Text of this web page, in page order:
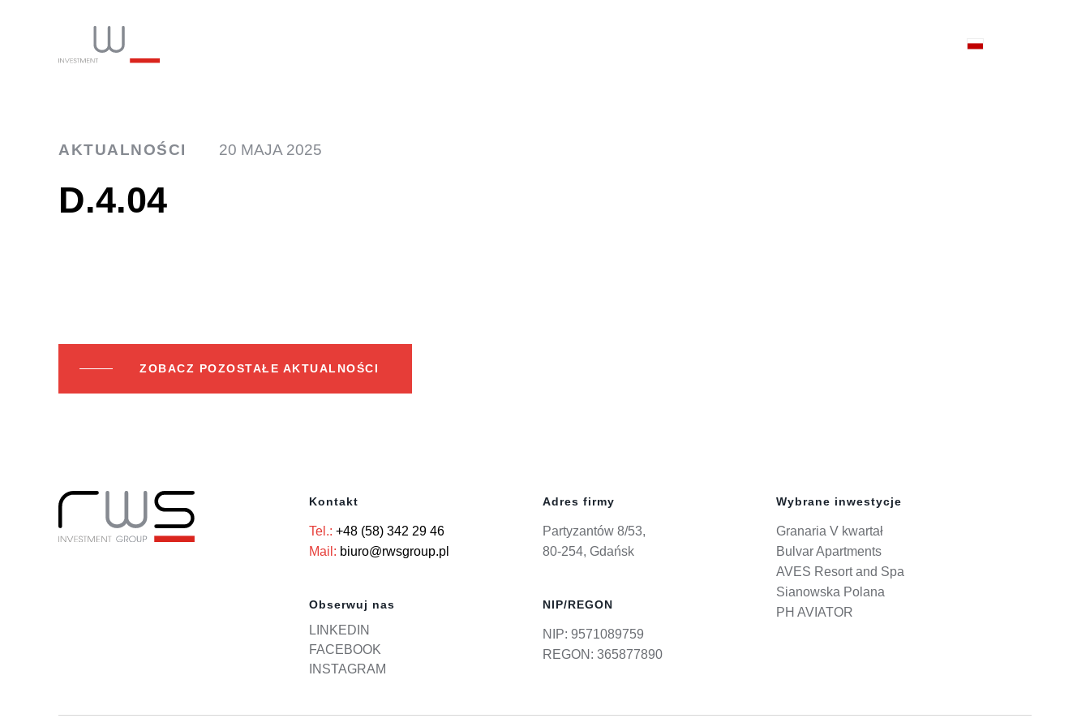
AKTUALNOŚCI 20 MAJA 2025
D.4.04
ZOBACZ POZOSTAŁE AKTUALNOŚCI
Kontakt
Tel.: +48 (58) 342 29 46
Mail: biuro@rwsgroup.pl
Obserwuj nas
LINKEDIN
FACEBOOK
INSTAGRAM
Adres firmy
Partyzantów 8/53,
80-254, Gdańsk
NIP/REGON
NIP: 9571089759
REGON: 365877890
Wybrane inwestycje
Granaria V kwartał
Bulvar Apartments
AVES Resort and Spa
Sianowska Polana
PH AVIATOR